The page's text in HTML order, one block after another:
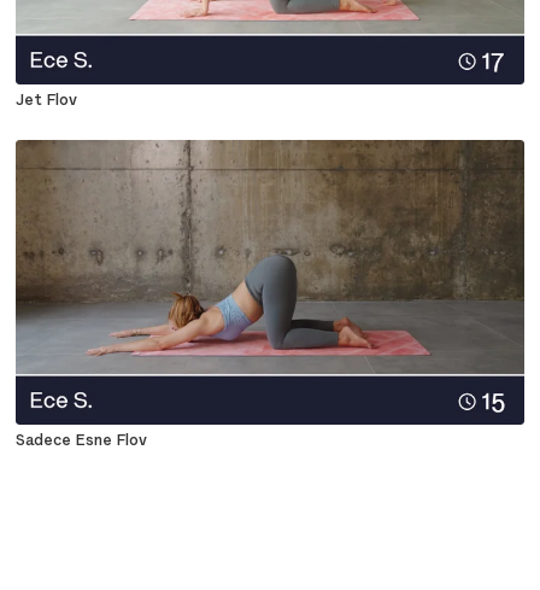
Jet Flov
Sadece Esne Flov